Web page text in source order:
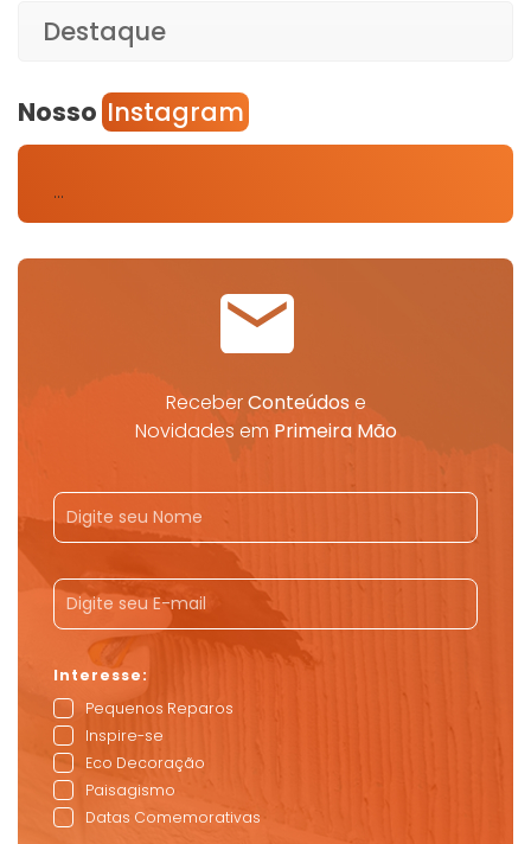
Destaque
Nosso Instagram
…
ReceberConteúdose
Novidades em Primeira Mão
Pequenos Reparos
Inspire-se
Eco Decoração
Paisagismo
Datas Comemorativas